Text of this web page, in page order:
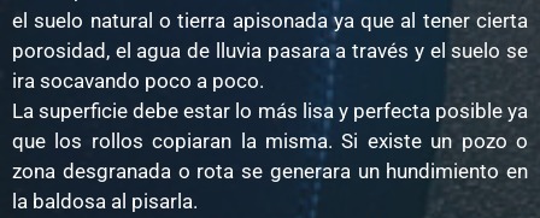
el suelo natural o tierra apisonada ya que al tener cierta
porosidad, el agua de lluvia pasara a través y el suelo se
ira socavando poco a poco.
La superficie debe estar lo más lisa y perfecta posible ya
que los rollos copiaran la misma. Si existe un pozo o
zona desgranada o rota se generara un hundimiento en
la baldosa al pisarla.